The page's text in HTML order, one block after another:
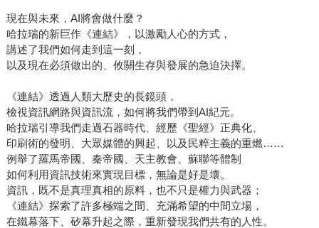
使得大規模的民主政體（分散式網路）與大規模的極權體制
（集中式網路）得以實現，例如鐵幕時代的美國與蘇聯。 第
五階段，人對電腦的連結：人類步入矽器時代，時代的巨輪
愈轉愈快，蘇聯崩解、中國崛起。 第六階段，人對AI（與演
很可能把這個世界分隔成許多「數位圈」，彼此不相容。人
們受到社群媒體演算法的激化，同溫層之外，不再有對話的
空間，民主制度還能延續嗎？非人類的AI，是否會在人際網
路之間，反客為主，成為新的獨裁者？ 《連結》從人類資訊
網路大歷史的視角，切入與我們息息相關的大議題，認為解
決方案必須回歸到「德先生」（Democracy，民主）與「賽
先生」（Science，科學）都具有的自我修正制衡機制。期待
我們能夠發揮「智人」的智慧，做出正確的決擇。
現在與未來，AI將會做什麼？
哈拉瑞的新巨作《連結》，以激勵人心的方式，
講述了我們如何走到這一刻，
以及現在必須做出的、攸關生存與發展的急迫決擇。
《連結》透過人類大歷史的長鏡頭，
檢視資訊網路與資訊流，如何將我們帶到AI紀元。
哈拉瑞引導我們走過石器時代、經歷《聖經》正典化、
印刷術的發明、大眾媒體的興起、以及民粹主義的重燃……
例舉了羅馬帝國、秦帝國、天主教會、蘇聯等體制
如何利用資訊技術來實現目標，無論是好是壞。
資訊，既不是真理真相的原料，也不只是權力與武器；
《連結》探索了許多極端之間、充滿希望的中間立場，
在鐵幕落下、矽幕升起之際，重新發現我們共有的人性。